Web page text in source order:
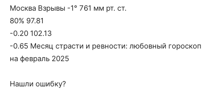
Москва Взрывы -1° 761 мм рт. ст.
80% 97.81
-0.20 102.13
-0.65 Месяц страсти и ревности: любовный гороскоп
на февраль 2025
Нашли ошибку?